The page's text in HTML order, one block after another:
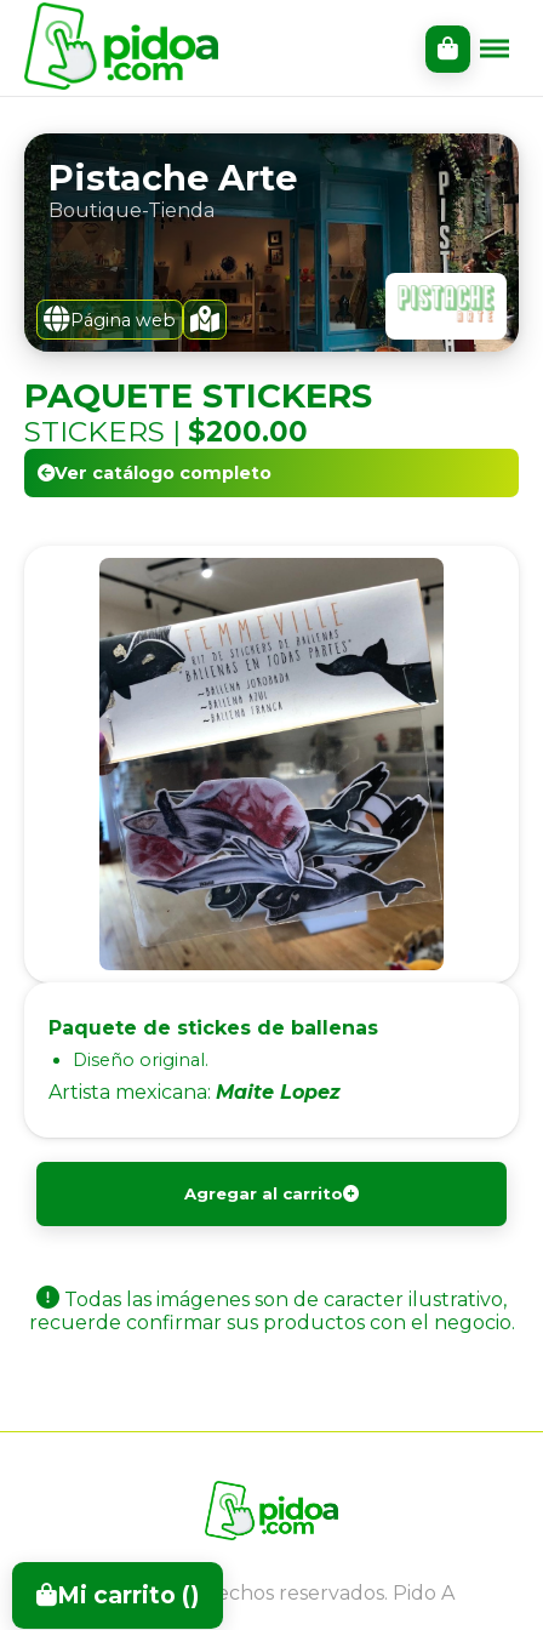
Pistache Arte
Boutique-Tienda
Página web
PAQUETE STICKERS
STICKERS | $200.00
Ver catálogo completo
Paquete de stickes de ballenas
Diseño original.
Artista mexicana: Maite Lopez
Agregar al carrito
Todas las imágenes son de caracter ilustrativo,
recuerde confirmar sus productos con el negocio.
Todos los derechos reservados. Pido A
Mi carrito ()